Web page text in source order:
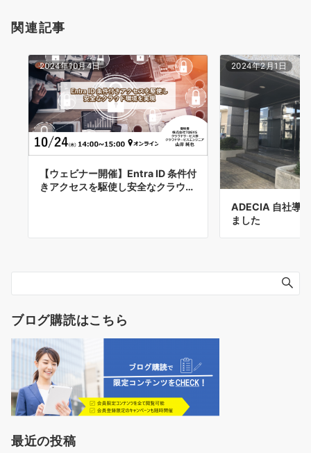
関連記事
2024年10月4日
【ウェビナー開催】Entra ID 条件付
きアクセスを駆使し安全なクラウ…
2024年2月1日
ADECIA 自社導
ました
ブログ購読はこちら
最近の投稿